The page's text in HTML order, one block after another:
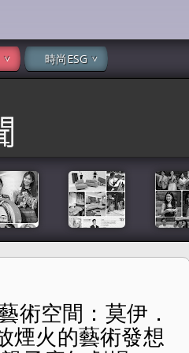
時尚ESG
一位在大腦裡放煙火
術空間：莫伊．
煙火的藝術發想